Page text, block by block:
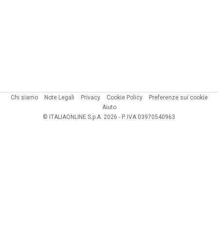
Chi siamo Note Legali Privacy Cookie Policy
Preferenze sui cookie
Aiuto
© ITALIAONLINE S.p.A. 2026 - P. IVA 03970540963